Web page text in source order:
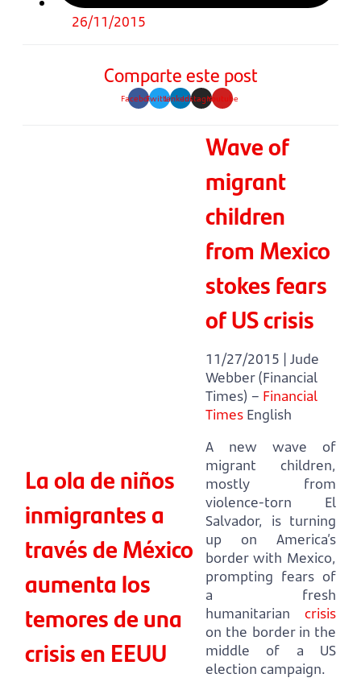
26/11/2015
Comparte este post
FacebookTwitterLinkedinInstagramYoutube
La ola de niños
inmigrantes a
través de México
aumenta los
temores de una
crisis en EEUU
Wave of
migrant
children
from Mexico
stokes fears
of US crisis
11/27/2015 | Jude
Webber (Financial
Times) – Financial
Times English
A new wave of
migrant children,
mostly from
violence-torn El
Salvador, is turning
up on America’s
border with Mexico,
prompting fears of
a fresh
humanitarian crisis
on the border in the
middle of a US
election campaign.